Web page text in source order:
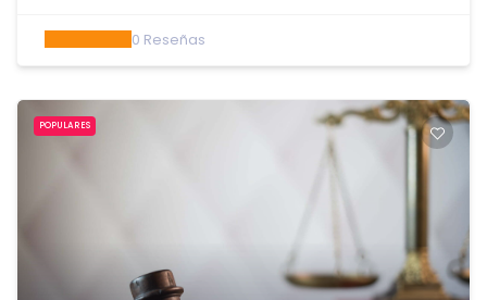
0 Reseñas
POPULARES